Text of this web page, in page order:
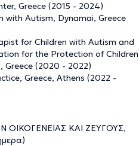
Greece (2015 - 2024)
with Autism, Dynamai, Greece
for Children with Autism and
for the Protection of Children
Greece (2020 - 2022)
Greece, Athens (2022 -
ΚΑΙ ΖΕΥΓΟΥΣ,